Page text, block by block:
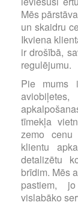
Mēs
un skaidru
Ikviena
ir drošībā,
regulējumu.
Pie mums
tīmekļa
zemo cenu
klientu
detalizētu
brīdim. Mēs
pastiem,
vislabāko